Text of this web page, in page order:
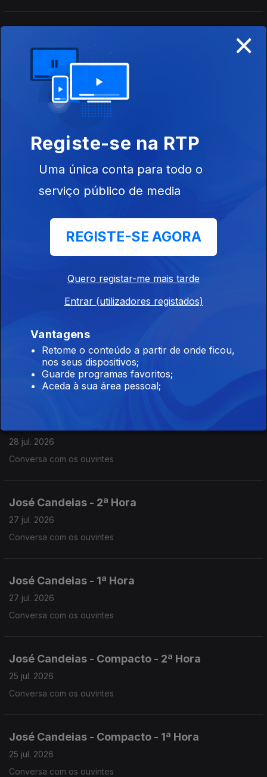
30 jul. 2026
Conversa com os ouvintes
José Candeias - 1ª Hora
Conversa com os ouvintes
José Candeias - 2ª Hora
Conversa com os ouvintes
Conversa com os ouvintes
José Candeias - 2ª Hora
28 jul. 2026
Conversa com os ouvintes
28 jul. 2026
Conversa com os ouvintes
José Candeias - 2ª Hora
27 jul. 2026
Conversa com os ouvintes
José Candeias - 1ª Hora
27 jul. 2026
Conversa com os ouvintes
José Candeias - Compacto - 2ª Hora
25 jul. 2026
Conversa com os ouvintes
José Candeias - Compacto - 1ª Hora
25 jul. 2026
Conversa com os ouvintes
×
Registe-se na RTP
Uma única conta para todo o
serviço público de media
REGISTE-SE AGORA
Quero registar-me mais tarde
Entrar (utilizadores registados)
Vantagens
Retome o conteúdo a partir de onde ficou,
nos seus dispositivos;
Guarde programas favoritos;
Aceda à sua área pessoal;